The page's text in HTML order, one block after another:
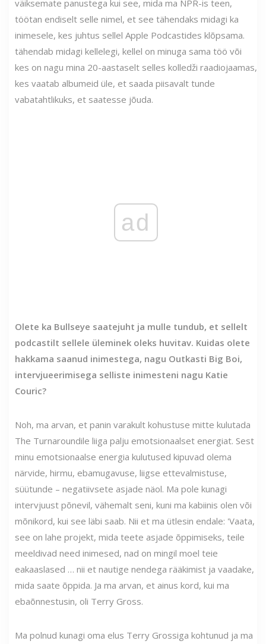
väiksemate panustega kui see, mida ma NPR-is teen,
töötan endiselt selle nimel, et see tähendaks midagi ka
inimesele, kes juhtus sellel Apple Podcastides klõpsama.
tähendab midagi kellelegi, kellel on minuga sama töö või
kes on nagu mina 20-aastaselt selles kolledži raadiojaamas,
kes vaatab albumeid üle, et saada piisavalt tunde
vabatahtlikuks, et saatesse jõuda.
ad
Olete ka Bullseye saatejuht ja mulle tundub, et sellelt
podcastilt sellele üleminek oleks huvitav. Kuidas olete
hakkama saanud inimestega, nagu Outkasti Big Boi,
intervjueerimisega selliste inimesteni nagu Katie
Couric?
Noh, ma arvan, et panin varakult kohustuse mitte kulutada
The Turnaroundile liiga palju emotsionaalset energiat. Sest
minu emotsionaalse energia kulutused kipuvad olema
närvide, hirmu, ebamugavuse, liigse ettevalmistuse,
süütunde – negatiivsete asjade näol. Ma pole kunagi
intervjuust põnevil, vähemalt seni, kuni ma kabiinis olen või
mõnikord, kui see läbi saab. Nii et ma ütlesin endale: 'Vaata,
see on lahe projekt, mida teete asjade õppimiseks, teile
meeldivad need inimesed, nad on mingil moel teie
eakaaslased … nii et nautige nendega rääkimist ja vaadake,
mida saate õppida. Ja ma arvan, et ainus kord, kui ma
ebaõnnestusin, oli Terry Gross.
Ma polnud kunagi oma elus Terry Grossiga kohtunud ja ma